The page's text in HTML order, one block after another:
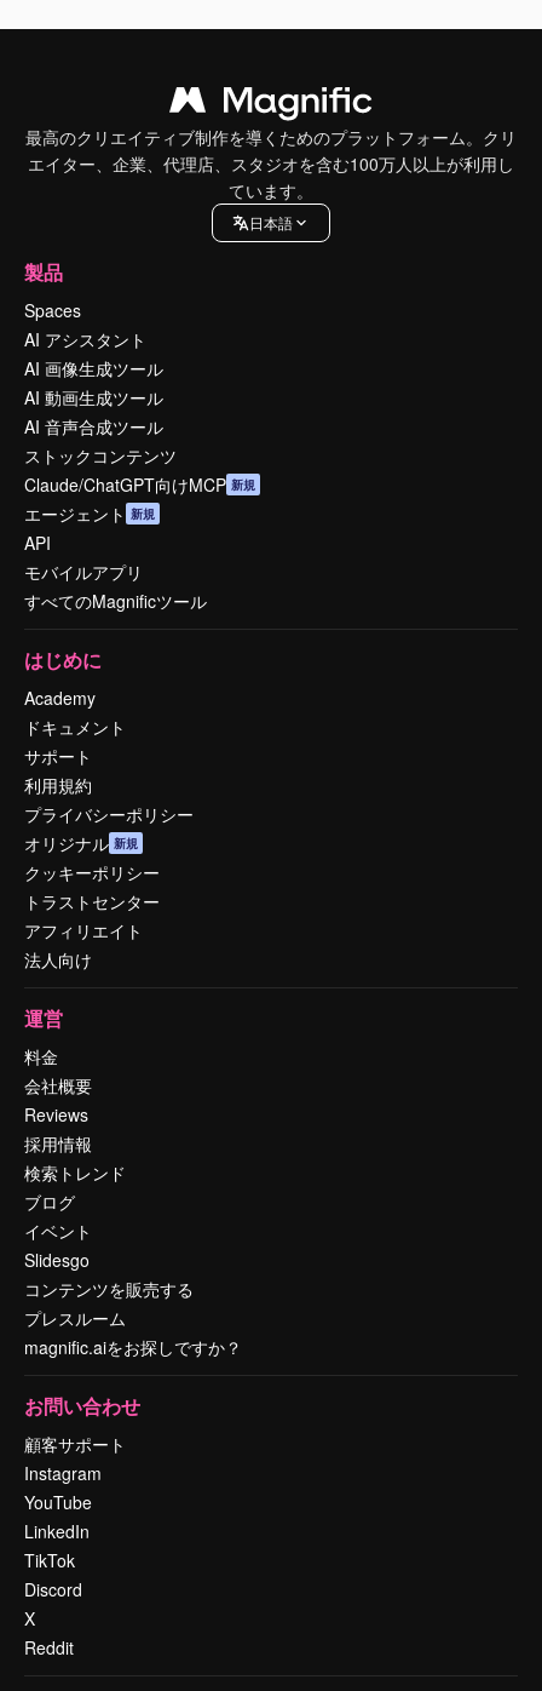
最高のクリエイティブ制作を導くためのプラットフォーム。クリ
エイター、企業、代理店、スタジオを含む100万人以上が利用し
ています。
日本語
製品
Spaces
AI アシスタント
AI 画像生成ツール
AI 動画生成ツール
AI 音声合成ツール
ストックコンテンツ
Claude/ChatGPT向けMCP 新規
エージェント 新規
API
モバイルアプリ
すべてのMagnificツール
はじめに
Academy
ドキュメント
サポート
利用規約
プライバシーポリシー
オリジナル 新規
クッキーポリシー
トラストセンター
アフィリエイト
法人向け
運営
料金
会社概要
Reviews
採用情報
検索トレンド
ブログ
イベント
Slidesgo
コンテンツを販売する
プレスルーム
magnific.aiをお探しですか？
お問い合わせ
顧客サポート
Instagram
YouTube
LinkedIn
TikTok
Discord
X
Reddit